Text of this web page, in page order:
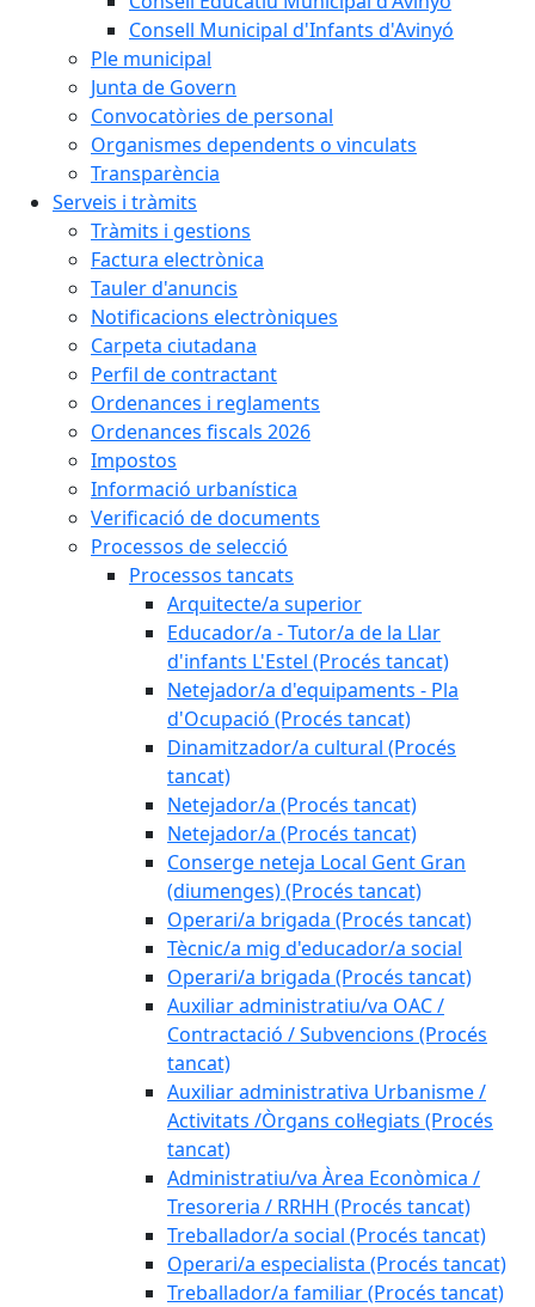
Consell Municipal d'Infants d'Avinyó
Ple municipal
Junta de Govern
Convocatòries de personal
Organismes dependents o vinculats
Transparència
Serveis i tràmits
Tràmits i gestions
Factura electrònica
Tauler d'anuncis
Notificacions electròniques
Carpeta ciutadana
Perfil de contractant
Ordenances i reglaments
Ordenances fiscals 2026
Impostos
Informació urbanística
Verificació de documents
Processos de selecció
Processos tancats
Arquitecte/a superior
Educador/a - Tutor/a de la Llar
d'infants L'Estel (Procés tancat)
Netejador/a d'equipaments - Pla
d'Ocupació (Procés tancat)
Dinamitzador/a cultural (Procés
tancat)
Netejador/a (Procés tancat)
Netejador/a (Procés tancat)
Conserge neteja Local Gent Gran
(diumenges) (Procés tancat)
Operari/a brigada (Procés tancat)
Tècnic/a mig d'educador/a social
Operari/a brigada (Procés tancat)
Auxiliar administratiu/va OAC /
Contractació / Subvencions (Procés
tancat)
Auxiliar administrativa Urbanisme /
Activitats /Òrgans col·legiats (Procés
tancat)
Administratiu/va Àrea Econòmica /
Tresoreria / RRHH (Procés tancat)
Treballador/a social (Procés tancat)
Operari/a especialista (Procés tancat)
Treballador/a familiar (Procés tancat)